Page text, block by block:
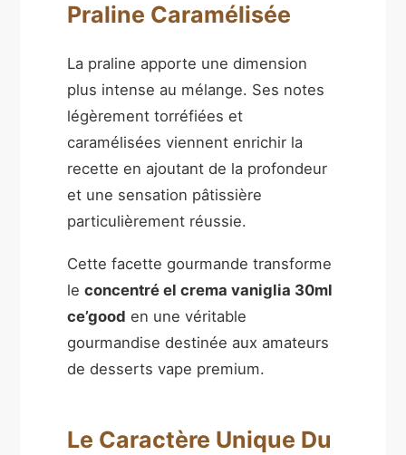
Praline Caramélisée
La praline apporte une dimension
plus intense au mélange. Ses notes
légèrement torréfiées et
caramélisées viennent enrichir la
recette en ajoutant de la profondeur
et une sensation pâtissière
particulièrement réussie.
Cette facette gourmande transforme
leconcentré el crema vaniglia 30ml
ce’good en une véritable
gourmandise destinée aux amateurs
de desserts vape premium.
Le Caractère Unique Du